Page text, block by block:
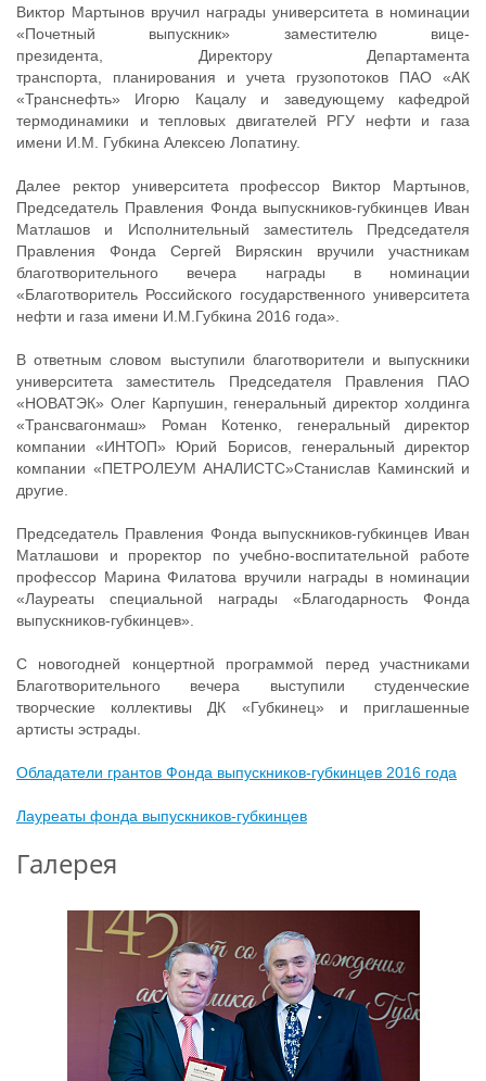
Виктор Мартынов вручил награды университета в номинации
«Почетный выпускник» заместителю вице-
президента, Директору Департамента
транспорта, планирования и учета грузопотоков ПАО «АК
«Транснефть» Игорю Кацалу и заведующему кафедрой
термодинамики и тепловых двигателей РГУ нефти и газа
имени И.М. Губкина Алексею Лопатину.
Далее ректор университета профессор Виктор Мартынов,
Председатель Правления Фонда выпускников-губкинцев Иван
Матлашов и Исполнительный заместитель Председателя
Правления Фонда Сергей Виряскин вручили участникам
благотворительного вечера награды в номинации
«Благотворитель Российского государственного университета
нефти и газа имени И.М.Губкина 2016 года».
В ответным словом выступили благотворители и выпускники
университета заместитель Председателя Правления ПАО
«НОВАТЭК» Олег Карпушин, генеральный директор холдинга
«Трансвагонмаш» Роман Котенко, генеральный директор
компании «ИНТОП» Юрий Борисов, генеральный директор
компании «ПЕТРОЛЕУМ АНАЛИСТС»Станислав Каминский и
другие.
Председатель Правления Фонда выпускников-губкинцев Иван
Матлашови и проректор по учебно-воспитательной работе
профессор Марина Филатова вручили награды в номинации
«Лауреаты специальной награды «Благодарность Фонда
выпускников-губкинцев».
С новогодней концертной программой перед участниками
Благотворительного вечера выступили студенческие
творческие коллективы ДК «Губкинец» и приглашенные
артисты эстрады.
Обладатели грантов Фонда выпускников-губкинцев 2016 года
Лауреаты фонда выпускников-губкинцев
Галерея